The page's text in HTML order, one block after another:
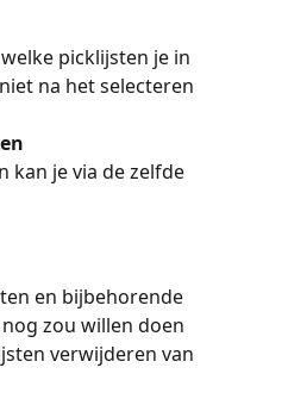
picklijsten je in
na het selecteren
kan je via de zelfde
en bijbehorende
zou willen doen
verwijderen van